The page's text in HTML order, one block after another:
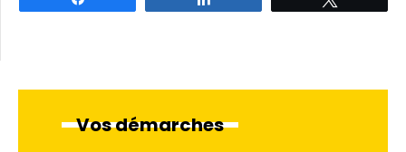
Vos démarches